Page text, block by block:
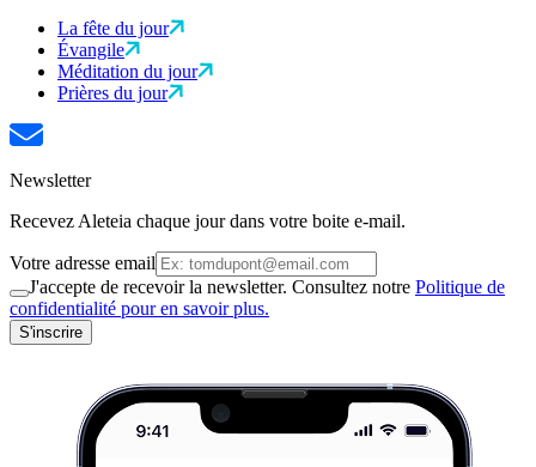
La fête du jour
Évangile
Méditation du jour
Prières du jour
Newsletter
Recevez Aleteia chaque jour dans votre boite e-mail.
Votre adresse email
J'accepte de recevoir la newsletter. Consultez notre Politique de
confidentialité pour en savoir plus.
S'inscrire